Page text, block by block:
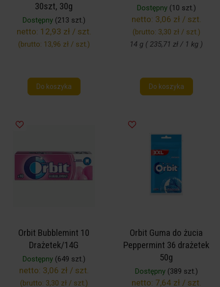
30szt, 30g
Dostępny(213 szt.)
netto: 12,93 zł / szt.
(brutto: 13,96 zł / szt.)
Do koszyka
Dostępny(10 szt.)
netto: 3,06 zł / szt.
(brutto: 3,30 zł / szt.)
14 g ( 235,71 zł / 1 kg )
Do koszyka
Orbit Bubblemint 10
Drażetek/14G
Dostępny(649 szt.)
netto: 3,06 zł / szt.
(brutto: 3,30 zł / szt.)
Orbit Guma do żucia
Peppermint 36 drażetek
50g
Dostępny(389 szt.)
netto: 7,64 zł / szt.